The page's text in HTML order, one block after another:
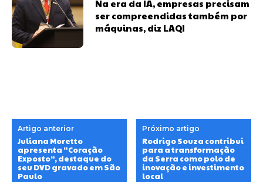
Na era da IA, empresas precisam
ser compreendidas também por
máquinas, diz LAQI
Artigo anterior
Juliana Moretto
apresenta “Coração
Exposto”, destaque do
seu DVD gravado em São
Paulo
Próximo artigo
Rodrigo Souza contribui
para a transformação
da Serra como polo de
inovação e investimento
local